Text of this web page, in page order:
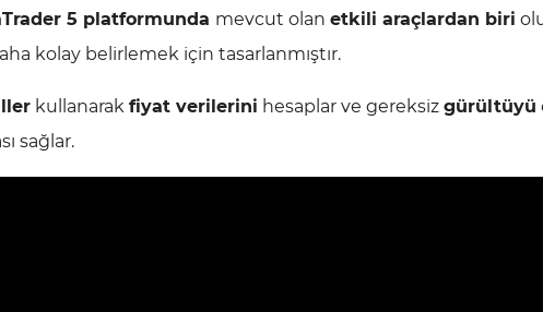
5 platformunda mevcut olan etkili araçlardan biri
kolay belirlemek için tasarlanmıştır.
kullanarak fiyat verilerini hesaplar ve gereksiz gürültüyü
sağlar.